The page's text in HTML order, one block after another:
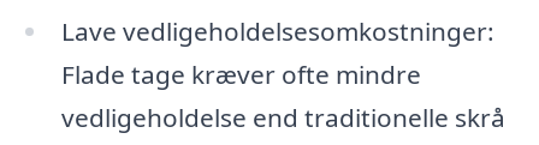
Lave vedligeholdelsesomkostninger:
Flade tage kræver ofte mindre
vedligeholdelse end traditionelle skrå